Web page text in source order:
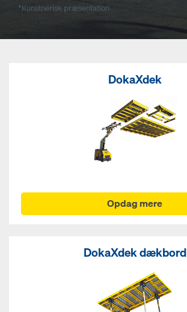
*Kunstnerisk præsentation
DokaXdek
Opdag mere
DokaXdek dækbord